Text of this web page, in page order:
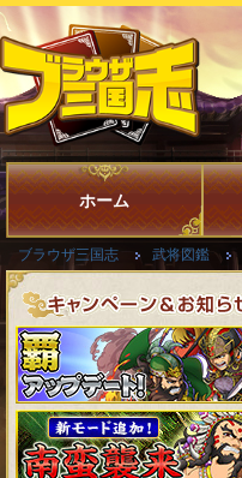
ホーム
ブラウザ三国志 武将図鑑